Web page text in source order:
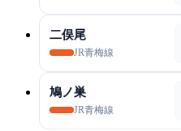
二俣尾
JR青梅線
鳩ノ巣
JR青梅線